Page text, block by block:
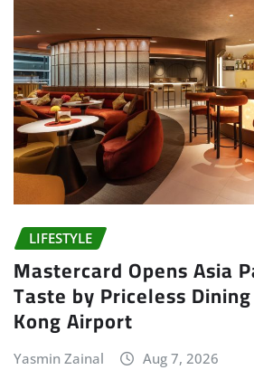
LIFESTYLE
Mastercard Opens Asia
Taste by Priceless
Kong Airport
Yasmin Zainal Aug 7, 2026